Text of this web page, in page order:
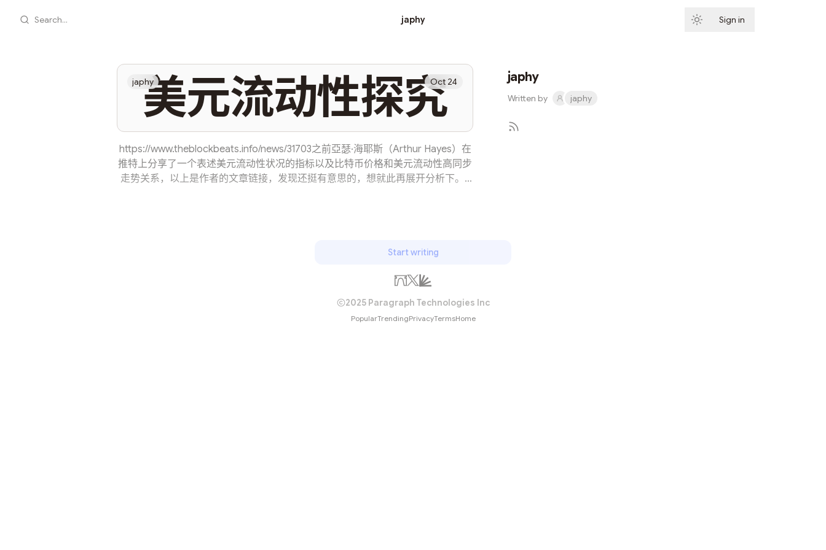
Search... japhy Sign in
美元流动性探究
japhy Oct 24
https://www.theblockbeats.info/news/31703之前亞瑟·海耶斯（Arthur Hayes）在
推特上分享了一个表述美元流动性状况的指标以及比特币价格和美元流动性高同步
走势关系，以上是作者的文章链接，发现还挺有意思的，想就此再展开分析下。 1
方向以及它们发生的程度。 美联储资产负债表的规模 在了解缩表机制前先了解下
之当美联储减少到期债券再投资或者主动出售未到期债券时，资产负债表规模缩
小，俗称缩表。 此轮缩表计划从6月份开始以每月475亿美元的速度缩表，其中国
债300亿美元，机构债务和机构抵押贷款支持证券（MBS）175亿美元；3个月之
后，每个月的缩表力度将扩大至最高950亿...
japhy
Written by japhy
Start writing
2025 Paragraph Technologies Inc
PopularTrendingPrivacyTermsHome